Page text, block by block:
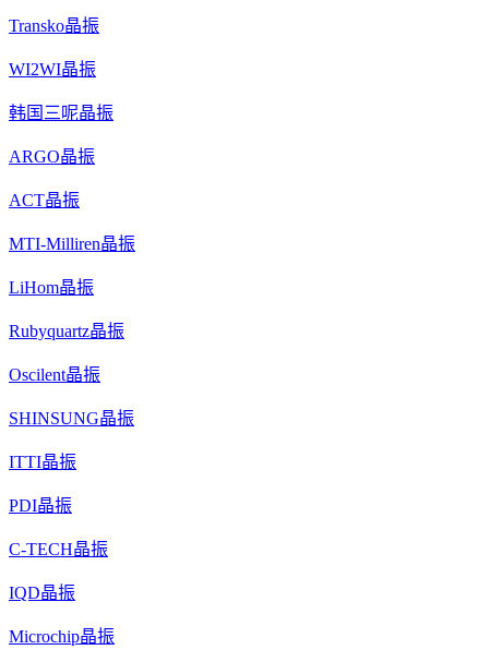
Transko晶振
WI2WI晶振
韩国三呢晶振
ARGO晶振
ACT晶振
MTI-Milliren晶振
LiHom晶振
Rubyquartz晶振
Oscilent晶振
SHINSUNG晶振
ITTI晶振
PDI晶振
C-TECH晶振
IQD晶振
Microchip晶振